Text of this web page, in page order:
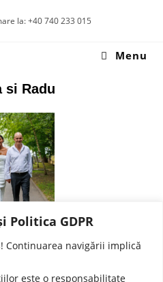
Politica GDPR
Continuarea navigării implică
este o responsabilitate
la: +40 740 233 015
Menu
si Radu
înapoi la Cununie